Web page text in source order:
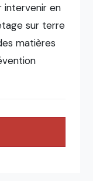
intervenir en
sur terre
matières